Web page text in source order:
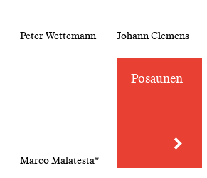
Peter Wettemann Johann Clemens
Marco Malatesta*
Posaunen